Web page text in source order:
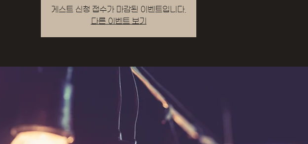
게스트 신청 접수가 마감된 이벤트입니다.
다른 이벤트 보기